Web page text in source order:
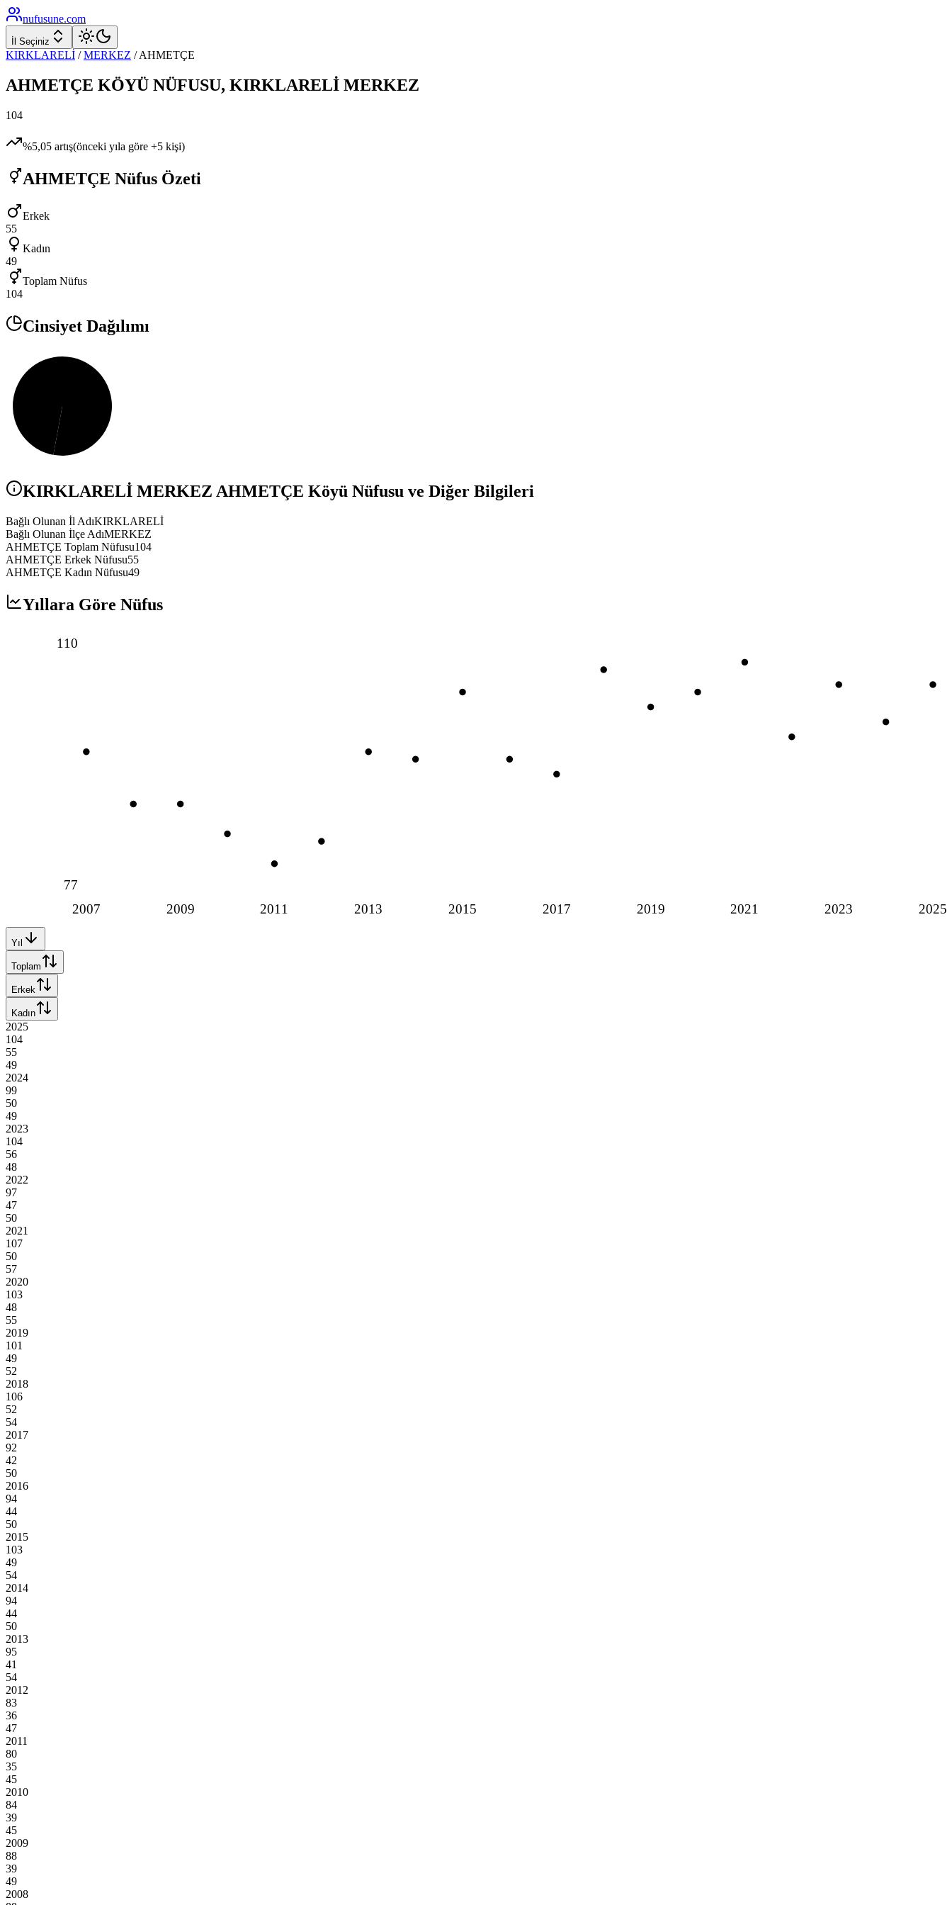
nufusune.com
İl Seçiniz
KIRKLARELİ / MERKEZ /AHMETÇE
AHMETÇE KÖYÜ NÜFUSU, KIRKLARELİ MERKEZ
104
%5,05 artış(önceki yıla göre +5 kişi)
AHMETÇE Nüfus Özeti
Erkek
55
Kadın
49
Toplam Nüfus
104
Cinsiyet Dağılımı
KIRKLARELİ MERKEZ AHMETÇE Köyü Nüfusu ve Diğer Bilgileri
Bağlı Olunan İl AdıKIRKLARELİ
Bağlı Olunan İlçe AdıMERKEZ
AHMETÇE Toplam Nüfusu104
AHMETÇE Erkek Nüfusu55
AHMETÇE Kadın Nüfusu49
Yıllara Göre Nüfus
2007 2009 2011 2013 2015 2017 2019 2021 2023 2025
110
77
Yıl
Toplam
Erkek
Kadın
2025
104
55
49
2024
99
50
49
2023
104
56
48
2022
97
47
50
2021
107
50
57
2020
103
48
55
2019
101
49
52
2018
106
52
54
2017
92
42
50
2016
94
44
50
2015
103
49
54
2014
94
44
50
2013
95
41
54
2012
83
36
47
2011
80
35
45
2010
84
39
45
2009
88
39
49
2008